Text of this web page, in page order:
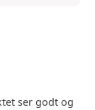
ser godt og